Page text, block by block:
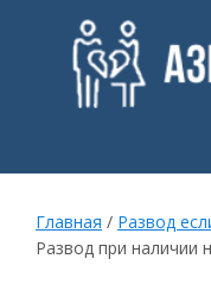
navigation
Главная / Развод
Развод при наличии